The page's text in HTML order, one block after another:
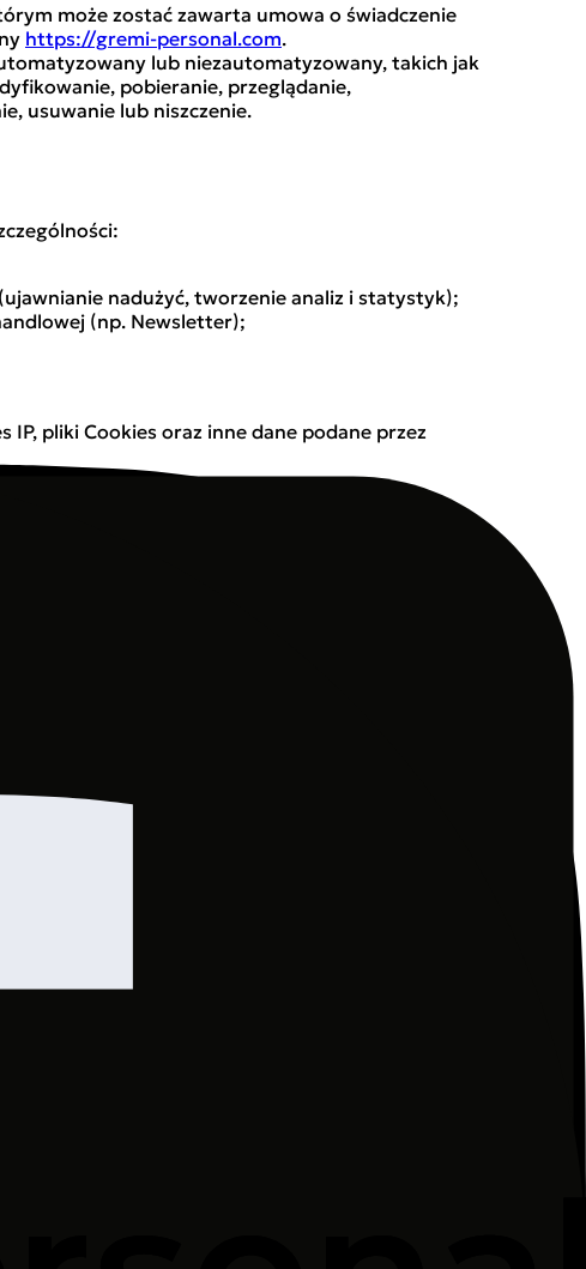
może zostać zawarta umowa o świadczenie
https://gremi-personal.com.
lub niezautomatyzowany, takich jak
pobieranie, przeglądanie,
usuwanie lub niszczenie.
nadużyć, tworzenie analiz i statystyk);
(np. Newsletter);
pliki Cookies oraz inne dane podane przez
przepisy prawa wymagają dłuższego okresu (np. na
liczby celów przetwarzania wskazanych powyżej;
Serwisu oraz poprzez pliki Cookies.
(w tym IP) i rodzaju urządzenia końcowego
te przetwarzane są w celach technicznych,
funkcjonowania.
z Serwisu przez Użytkownika.
ich przechowywania i uzyskiwania dostępu, za
Cookies lub każdorazowo żądać
(przeglądarki internetowej) Użytkownika.